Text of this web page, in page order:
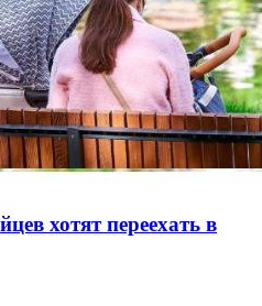
хотят переехать в